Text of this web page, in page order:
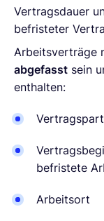
Vertragsdauer
befristeter
Arbeitsverträge
abgefasst sein
enthalten:
befristete
Arbeitsort